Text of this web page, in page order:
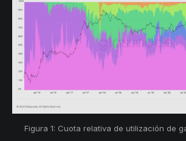
Figura 1: Cuota relativa de utilización de